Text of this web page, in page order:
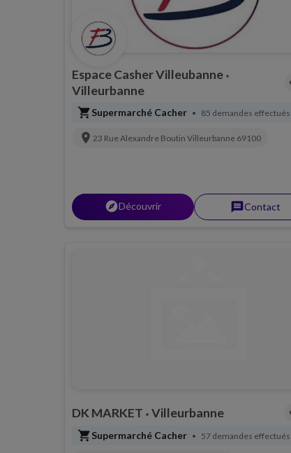
Espace Casher Villeubanne •
Villeurbanne
shopping_cartSupermarché Cacher • 85 demandes effectués
location_on 23 Rue Alexandre Boutin Villeurbanne 69100
explorerDécouvrir messageContact
DK MARKET • Villeurbanne
shopping_cartSupermarché Cacher • 57 demandes effectués